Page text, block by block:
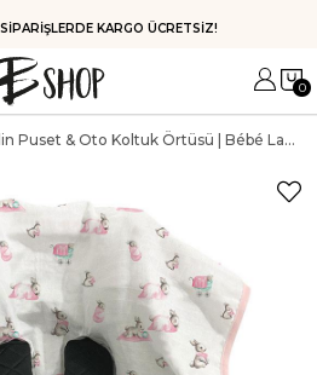
HIZLI KARGO
0
Deux Lapin Müslin Puset & Oto Koltuk Örtüsü | Bébé Lapin Rose